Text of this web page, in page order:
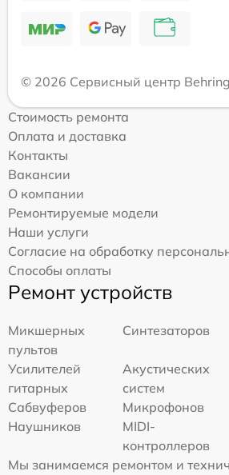
© 2026 Сервисный центр
Стоимость ремонта
Оплата и доставка
Контакты
Вакансии
О компании
Ремонтируемые модели
Наши услуги
Согласие на обработку
Способы оплаты
Ремонт устройств
Микшерных
пультов
Синтезаторов
Усилителей
гитарных
Акустических
систем
Сабвуферов
Микрофонов
Наушников
MIDI-
контроллеров
Мы занимаемся ремонтом и